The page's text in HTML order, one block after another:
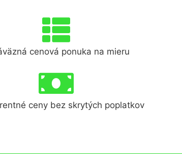
cenová ponuka na mieru
ceny bez skrytých poplatkov